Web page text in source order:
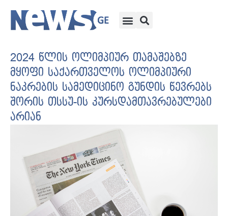
2024 წლის ოლიმპიურ თამაშებზე
მყოფი საქართველოს ოლიმპიური
ნაკრების სამედიცინო გუნდის წევრებს
შორის თსსუ-ის კურსდამთავრებულები
არიან